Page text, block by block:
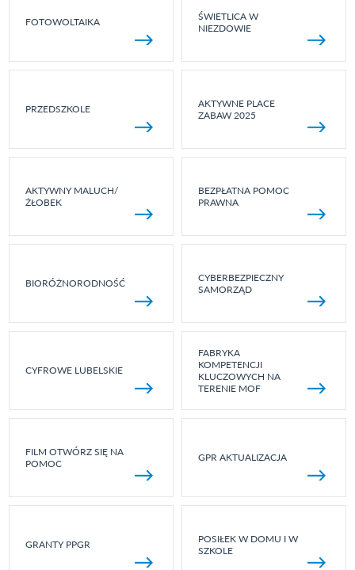
FOTOWOLTAIKA
ŚWIETLICA W
NIEZDOWIE
PRZEDSZKOLE
AKTYWNE PLACE
ZABAW 2025
AKTYWNY MALUCH/
ŻŁOBEK
BEZPŁATNA POMOC
PRAWNA
BIORÓŻNORODNOŚĆ
CYBERBEZPIECZNY
SAMORZĄD
CYFROWE LUBELSKIE
FABRYKA
KOMPETENCJI
KLUCZOWYCH NA
TERENIE MOF
FILM OTWÓRZ SIĘ NA
POMOC
GPR AKTUALIZACJA
GRANTY PPGR
POSIŁEK W DOMU I W
SZKOLE